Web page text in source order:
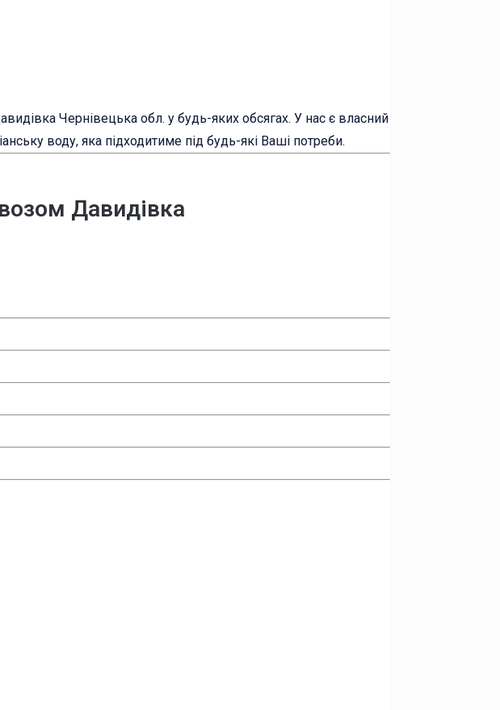
Чернівецька обл. у будь-яких обсягах. У нас є власний
воду, яка підходитиме під будь-які Ваші потреби.
Давидівка